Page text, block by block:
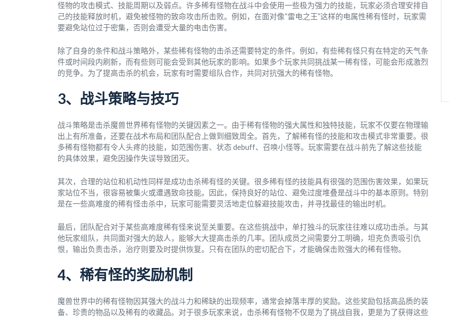
怪物的攻击模式、技能周期以及弱点。许多稀有怪物在战斗中会使用一些极为强力的技能，玩家必须合理安排自
己的技能释放时机，避免被怪物的致命攻击所击败。例如，在面对像“雷电之王”这样的电属性稀有怪时，玩家需
要避免站位过于密集，否则会遭受大量的电击伤害。
除了自身的条件和战斗策略外，某些稀有怪物的击杀还需要特定的条件。例如，有些稀有怪只有在特定的天气条
件或时间段内刷新，而有些则可能会受到其他玩家的影响。如果多个玩家共同挑战某一稀有怪，可能会形成激烈
的竞争。为了提高击杀的机会，玩家有时需要组队合作，共同对抗强大的稀有怪物。
3、战斗策略与技巧
战斗策略是击杀魔兽世界稀有怪物的关键因素之一。由于稀有怪物的强大属性和独特技能，玩家不仅要在物理输
出上有所准备，还要在战术布局和团队配合上做到细致周全。首先，了解稀有怪的技能和攻击模式非常重要。很
多稀有怪物都有令人头疼的技能，如范围伤害、状态 debuff、召唤小怪等。玩家需要在战斗前先了解这些技能
的具体效果，避免因操作失误导致团灭。
其次，合理的站位和机动性同样是成功击杀稀有怪的关键。很多稀有怪的技能具有很强的范围伤害效果，如果玩
家站位不当，很容易被集火或遭遇致命技能。因此，保持良好的站位、避免过度堆叠是战斗中的基本原则。特别
是在一些高难度的稀有怪击杀中，玩家可能需要灵活地走位躲避技能攻击，并寻找最佳的输出时机。
最后，团队配合对于某些高难度稀有怪来说至关重要。在这些挑战中，单打独斗的玩家往往难以成功击杀。与其
他玩家组队，共同面对强大的敌人，能够大大提高击杀的几率。团队成员之间需要分工明确，坦克负责吸引仇
恨，输出负责击杀，治疗则要及时提供恢复。只有在团队的密切配合下，才能确保击败强大的稀有怪物。
4、稀有怪的奖励机制
魔兽世界中的稀有怪物因其强大的战斗力和稀缺的出现频率，通常会掉落丰厚的奖励。这些奖励包括高品质的装
备、珍贵的物品以及稀有的收藏品。对于很多玩家来说，击杀稀有怪物不仅是为了挑战自我，更是为了获得这些